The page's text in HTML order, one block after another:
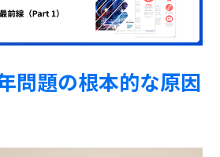
問題の根本的な原因